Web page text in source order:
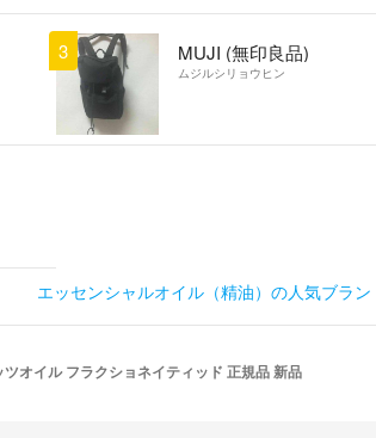
量：115 mL
3 MUJI (無印良品)
ムジルシリョウヒン
エッセンシャルオイル（精油）の人気ブラ
オイル フラクショネイティッド 正規品 新品